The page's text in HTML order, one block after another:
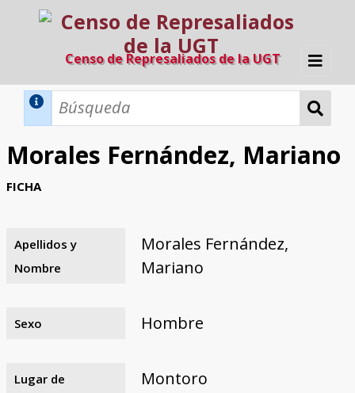
Censo de Represaliados de la UGT
Inicio
Razones y objetivos
El equipo
Colaboradores
Fuentes documentales
Morales Fernández, Mariano
FICHA
Apellidos y
Nombre
Morales Fernández,
Mariano
Sexo Hombre
Lugar de
Montoro